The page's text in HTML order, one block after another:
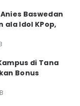
Baswedan
ala Idol KPop,
di Tana
Bonus